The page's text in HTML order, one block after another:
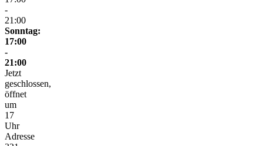
-
21:00
Sonntag:
17:00
-
21:00
Jetzt
geschlossen,
öffnet
um
17
Uhr
Adresse